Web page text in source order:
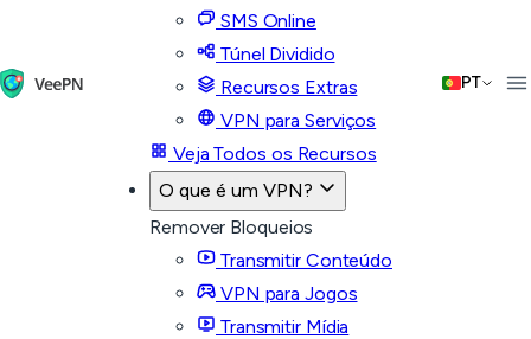
SMS Online
Túnel Dividido
Recursos Extras
VPN para Serviços
Veja Todos os Recursos
O que é um VPN?
Remover Bloqueios
Transmitir Conteúdo
VPN para Jogos
Transmitir Mídia
PT